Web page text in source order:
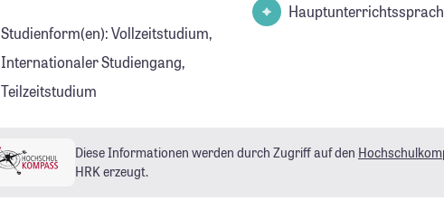
Studienform(en): Vollzeitstudium,
Internationaler Studiengang,
Teilzeitstudium
Diese Informationen werden durch Zugriff auf den
HRK erzeugt.